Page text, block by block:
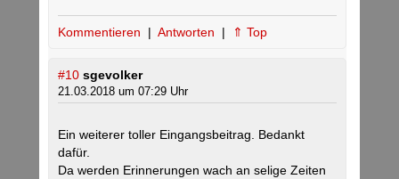
Kommentieren | Antworten | ⇑ Top
#10 sgevolker
21.03.2018 um 07:29 Uhr
Ein weiterer toller Eingangsbeitrag. Bedankt
dafür.
Da werden Erinnerungen wach an selige Zeiten